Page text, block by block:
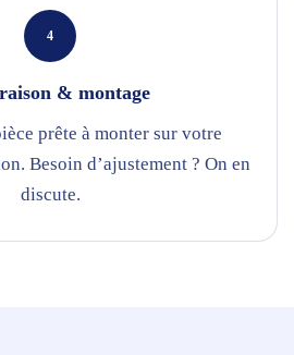
4
& montage
prête à monter sur votre
Besoin d’ajustement ? On en
discute.